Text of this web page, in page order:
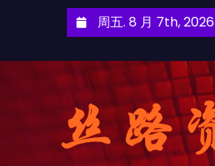
周五. 8 月 7th, 2026